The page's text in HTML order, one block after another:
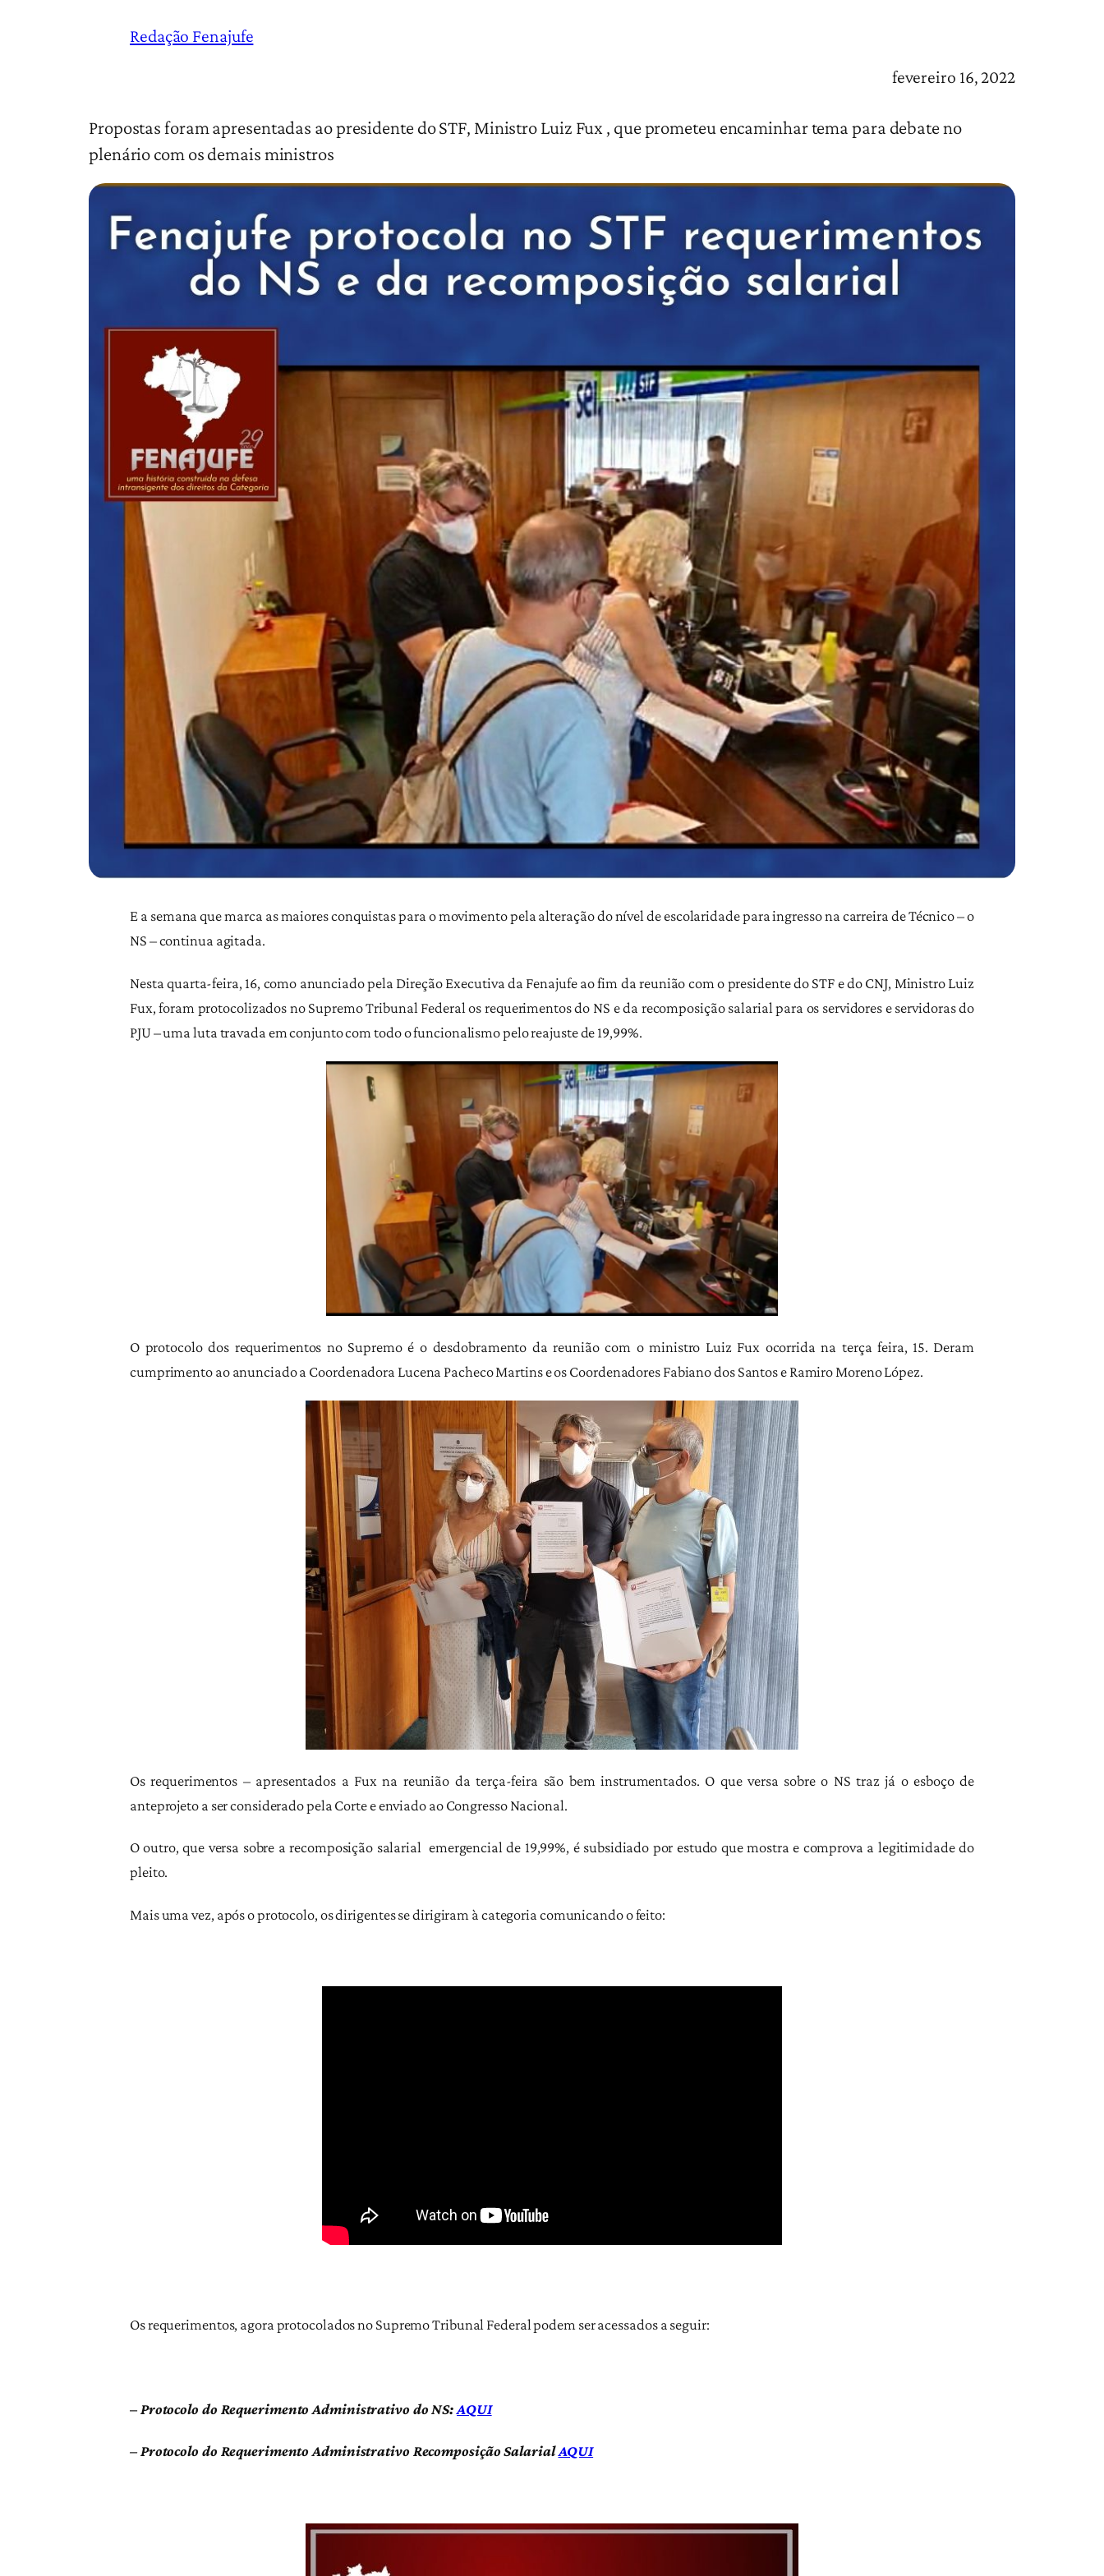
Redação Fenajufe
fevereiro 16, 2022
Propostas foram apresentadas ao presidente do STF, Ministro Luiz Fux , que prometeu encaminhar tema para debate no
plenário com os demais ministros
E a semana que marca as maiores conquistas para o movimento pela alteração do nível de escolaridade para ingresso na carreira de Técnico – o
NS – continua agitada.
Nesta quarta-feira, 16, como anunciado pela Direção Executiva da Fenajufe ao fim da reunião com o presidente do STF e do CNJ, Ministro Luiz
Fux, foram protocolizados no Supremo Tribunal Federal os requerimentos do NS e da recomposição salarial para os servidores e servidoras do
PJU – uma luta travada em conjunto com todo o funcionalismo pelo reajuste de 19,99%.
O protocolo dos requerimentos no Supremo é o desdobramento da reunião com o ministro Luiz Fux ocorrida na terça feira, 15. Deram
cumprimento ao anunciado a Coordenadora Lucena Pacheco Martins e os Coordenadores Fabiano dos Santos e Ramiro Moreno López.
Os requerimentos – apresentados a Fux na reunião da terça-feira são bem instrumentados. O que versa sobre o NS traz já o esboço de
anteprojeto a ser considerado pela Corte e enviado ao Congresso Nacional.
O outro, que versa sobre a recomposição salarial emergencial de 19,99%, é subsidiado por estudo que mostra e comprova a legitimidade do
pleito.
Mais uma vez, após o protocolo, os dirigentes se dirigiram à categoria comunicando o feito:
Os requerimentos, agora protocolados no Supremo Tribunal Federal podem ser acessados a seguir:
–Protocolo do Requerimento Administrativo do NS:AQUI
– Protocolo do Requerimento Administrativo Recomposição SalarialAQUI